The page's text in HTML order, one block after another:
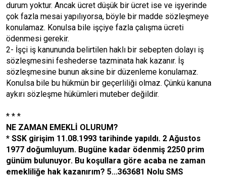
durum yoktur. Ancak ücret düşük bir ücret ise ve işyerinde
çok fazla mesai yapılıyorsa, böyle bir madde sözleşmeye
konulamaz. Konulsa bile işçiye fazla çalışma ücreti
ödenmesi gerekir.
2- İşçi iş kanununda belirtilen haklı bir sebepten dolayı iş
sözleşmesini feshederse tazminata hak kazanır. İş
sözleşmesine bunun aksine bir düzenleme konulamaz.
Konulsa bile bu hükmün bir geçerliliği olmaz. Çünkü kanuna
aykırı sözleşme hükümleri muteber değildir.
* * *
NE ZAMAN EMEKLİ OLURUM?
* SSK girişim 11.08.1993 tarihinde yapıldı. 2 Ağustos
1977 doğumluyum. Bugüne kadar ödenmiş 2250 prim
günüm bulunuyor. Bu koşullara göre acaba ne zaman
emekliliğe hak kazanırım? 5...363681 Nolu SMS